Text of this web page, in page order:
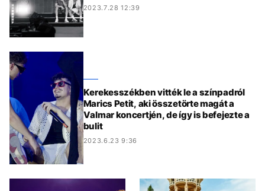
2023.7.28 12:39
Kerekesszékben vitték le a színpadról
Marics Petit, aki összetörte magát a
Valmar koncertjén, de így is befejezte a
bulit
2023.6.23 9:36